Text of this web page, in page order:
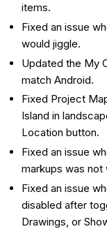
items.
Fixed an issue
would jiggle.
Updated the My
match Android.
Fixed Project
Island in
Location button.
Fixed an issue
markups was not
Fixed an issue
disabled after
Drawings, or